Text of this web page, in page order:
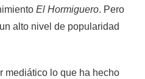
El Hormiguero. Pero
alto nivel de popularidad
mediático lo que ha hecho